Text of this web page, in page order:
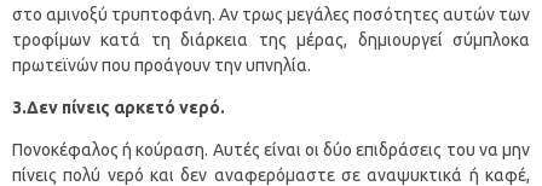
στο αμινοξύ τρυπτοφάνη. Αν τρως μεγάλες ποσότητες αυτών των
τροφίμων κατά τη διάρκεια της μέρας, δημιουργεί σύμπλοκα
πρωτεϊνών που προάγουν την υπνηλία.
3.Δεν πίνεις αρκετό νερό.
Πονοκέφαλος ή κούραση. Αυτές είναι οι δύο επιδράσεις του να μην
πίνεις πολύ νερό και δεν αναφερόμαστε σε αναψυκτικά ή καφέ,